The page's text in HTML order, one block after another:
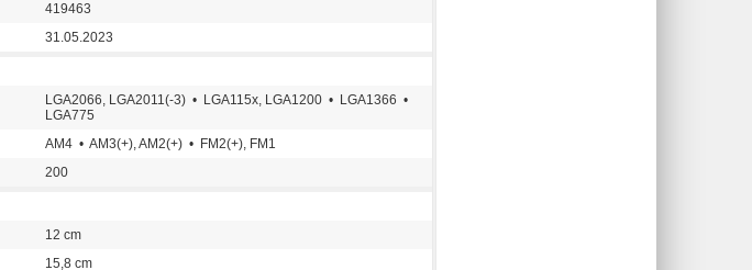
419463
31.05.2023
LGA2066, LGA2011(-3) • LGA115x, LGA1200 • LGA1366 •
LGA775
AM4 • AM3(+), AM2(+) • FM2(+), FM1
200
12 cm
15,8 cm